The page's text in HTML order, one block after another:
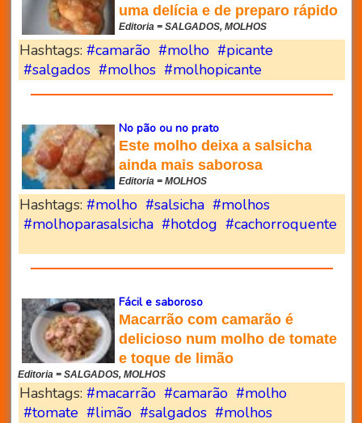
uma delícia e de preparo rápido
Editoria = SALGADOS, MOLHOS
Hashtags: #camarão #molho #picante
#salgados #molhos #molhopicante
No pão ou no prato
Este molho deixa a salsicha
ainda mais saborosa
Editoria = MOLHOS
Hashtags: #molho #salsicha #molhos
#molhoparasalsicha #hotdog #cachorroquente
Fácil e saboroso
Macarrão com camarão é
delicioso num molho de tomate
e toque de limão
Editoria = SALGADOS, MOLHOS
Hashtags: #macarrão #camarão #molho
#tomate #limão #salgados #molhos